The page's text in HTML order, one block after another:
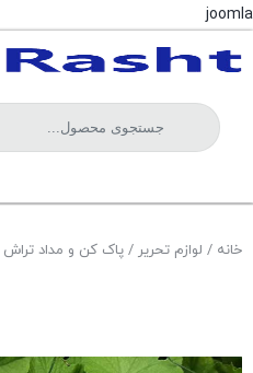
joomla
خانه / لوازم تحریر / پاک کن و مداد تراش